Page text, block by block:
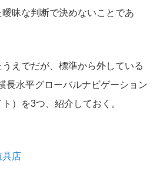
昧な判断で決めないことであ
えでだが、標準から外している
長水平グローバルナビゲーション
）を3つ、紹介しておく。
具店